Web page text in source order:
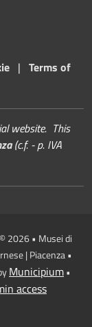
| Terms of
website. This
(c.f. - p. IVA
2026 • Musei di
| Piacenza •
Municipium•
access